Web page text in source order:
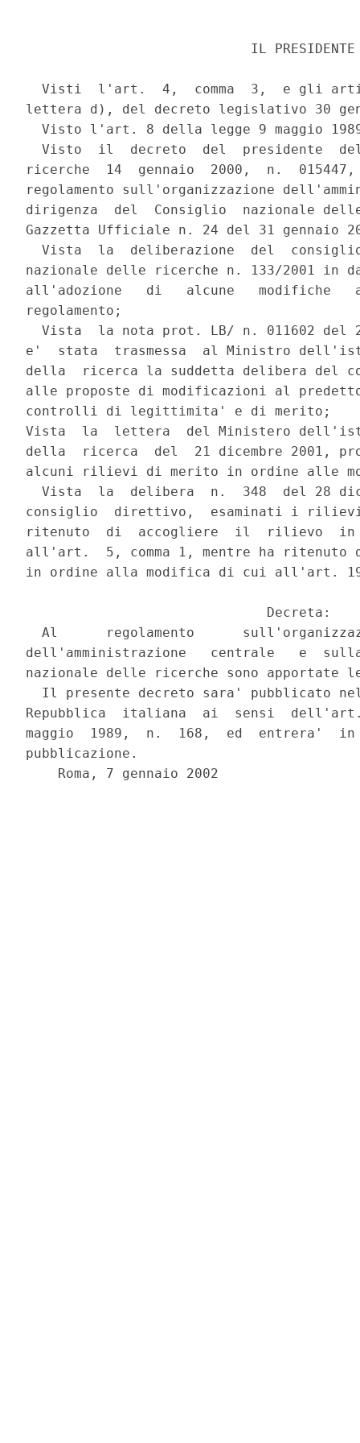
                            IL PRESIDENTE
Visti  l'art.  4,  comma  3,  e gli
lettera d), del decreto legislativo 30
Visto l'art. 8 della legge 9 maggio
Visto  il  decreto  del  presidente
ricerche  14  gennaio  2000,  n.
regolamento sull'organizzazione
dirigenza  del  Consiglio  nazionale
Gazzetta Ufficiale n. 24 del 31 gennaio
Vista  la  deliberazione  del
nazionale delle ricerche n. 133/2001 in
all'adozione   di   alcune   modifiche
regolamento;
Vista  la nota prot. LB/ n. 011602 del
e'  stata  trasmessa  al Ministro
della  ricerca la suddetta delibera del
alle proposte di modificazioni al
controlli di legittimita' e di merito;
Vista  la  lettera  del Ministero
della  ricerca  del  21 dicembre 2001,
alcuni rilievi di merito in ordine alle
Vista  la  delibera  n.  348  del 28
consiglio  direttivo,  esaminati i
ritenuto  di  accogliere  il  rilievo  in
all'art.  5, comma 1, mentre ha
in ordine alla modifica di cui all'art. 19,
                              Decreta:
Al      regolamento
dell'amministrazione   centrale   e
nazionale delle ricerche sono apportate
Il presente decreto sara' pubblicato
Repubblica  italiana  ai  sensi  dell'art.
maggio  1989,  n.  168,  ed  entrera'
pubblicazione.
    Roma, 7 gennaio 2002